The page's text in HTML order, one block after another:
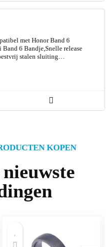
met Honor Band 6
6 Bandje,Snelle release
stalen sluiting…
KOPEN